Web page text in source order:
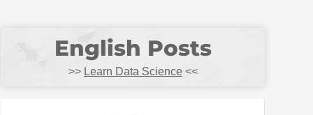
>> Learn Data Science<<